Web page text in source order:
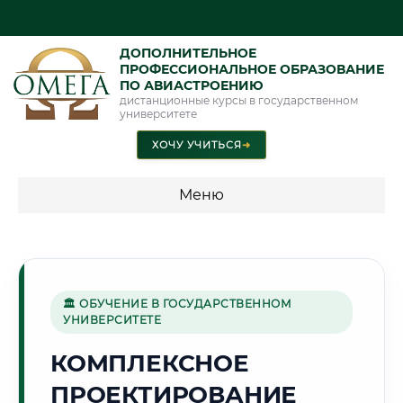
ДОПОЛНИТЕЛЬНОЕ
ПРОФЕССИОНАЛЬНОЕ ОБРАЗОВАНИЕ
ПО АВИАСТРОЕНИЮ
дистанционные курсы в государственном
университете
ХОЧУ УЧИТЬСЯ➜
Меню
🏭
Г. РУСТАВИ
🏛 ОБУЧЕНИЕ В ГОСУДАРСТВЕННОМ
УНИВЕРСИТЕТЕ
КОМПЛЕКСНОЕ
ПРОЕКТИРОВАНИЕ